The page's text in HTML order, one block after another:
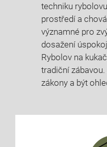
techniku
prostředí‌ a
významné pro
dosažení
Rybolov na
tradiční
zákony a být